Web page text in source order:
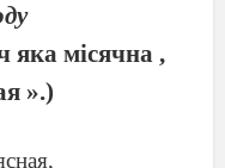
яка місячна ,
».)